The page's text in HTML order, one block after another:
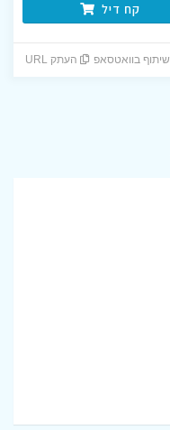
קח דיל
שיתוף בוואטסאפ העתק URL